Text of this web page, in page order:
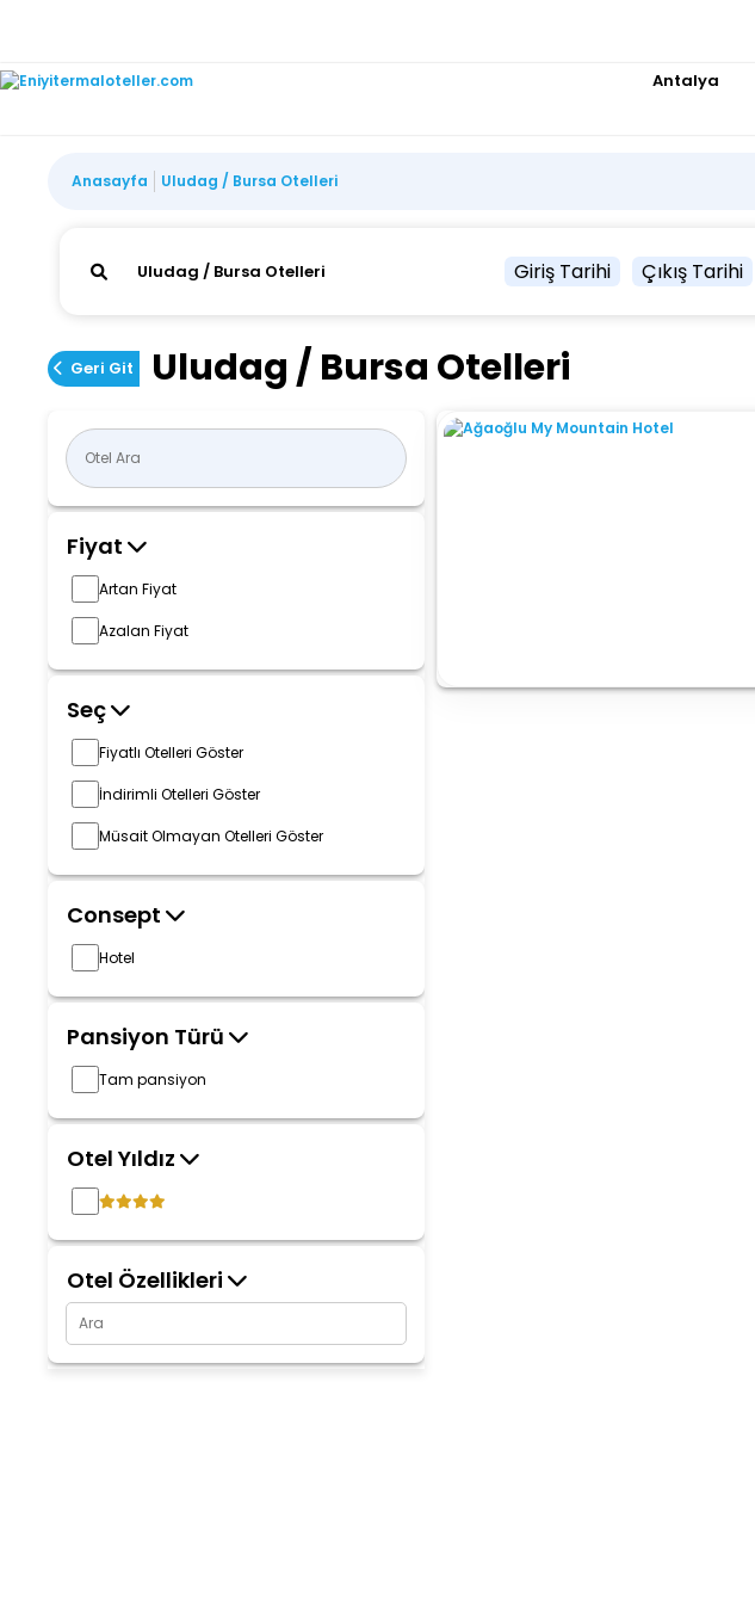
Antalya
Anasayfa Uludag / Bursa Otelleri
Giriş Tarihi Çıkış Tarihi
Geri Git Uludag / Bursa Otelleri
Fiyat
Artan Fiyat
Azalan Fiyat
Seç
Fiyatlı Otelleri Göster
İndirimli Otelleri Göster
Müsait Olmayan Otelleri Göster
Consept
Hotel
Pansiyon Türü
Tam pansiyon
Otel Yıldız
Otel Özellikleri